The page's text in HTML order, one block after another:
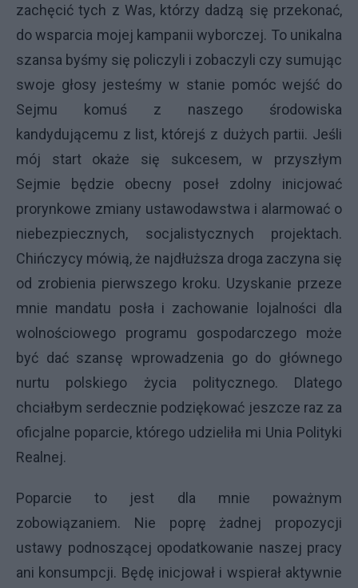
zachęcić tych z Was, którzy dadzą się przekonać,
do wsparcia mojej kampanii wyborczej. To unikalna
szansa byśmy się policzyli i zobaczyli czy sumując
swoje głosy jesteśmy w stanie pomóc wejść do
Sejmu komuś z naszego środowiska
kandydującemu z list, którejś z dużych partii. Jeśli
mój start okaże się sukcesem, w przyszłym
Sejmie będzie obecny poseł zdolny inicjować
prorynkowe zmiany ustawodawstwa i alarmować o
niebezpiecznych, socjalistycznych projektach.
Chińczycy mówią, że najdłuższa droga zaczyna się
od zrobienia pierwszego kroku. Uzyskanie przeze
mnie mandatu posła i zachowanie lojalności dla
wolnościowego programu gospodarczego może
być dać szansę wprowadzenia go do głównego
nurtu polskiego życia politycznego. Dlatego
chciałbym serdecznie podziękować jeszcze raz za
oficjalne poparcie, którego udzieliła mi Unia Polityki
Realnej.
Poparcie to jest dla mnie poważnym
zobowiązaniem. Nie poprę żadnej propozycji
ustawy podnoszącej opodatkowanie naszej pracy
ani konsumpcji. Będę inicjował i wspierał aktywnie